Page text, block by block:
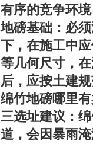
有序的竞争环
地磅基础：必
下，在施工中
等几何尺寸，
后，应按土建
绵竹地磅哪里
三选址建议：
道，会因暴雨